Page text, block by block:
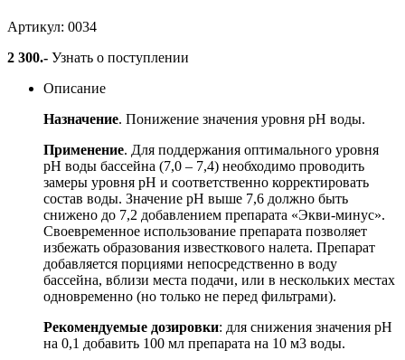
Артикул: 0034
2 300.- Узнать о поступлении
Описание
Назначение. Понижение значения уровня рН воды.
Применение. Для поддержания оптимального уровня
рН воды бассейна (7,0 – 7,4) необходимо проводить
замеры уровня рН и соответственно корректировать
состав воды. Значение рН выше 7,6 должно быть
снижено до 7,2 добавлением препарата «Экви-минус».
Своевременное использование препарата позволяет
избежать образования известкового налета. Препарат
добавляется порциями непосредственно в воду
бассейна, вблизи места подачи, или в нескольких местах
одновременно (но только не перед фильтрами).
Рекомендуемые дозировки: для снижения значения рН
на 0,1 добавить 100 мл препарата на 10 м3 воды.